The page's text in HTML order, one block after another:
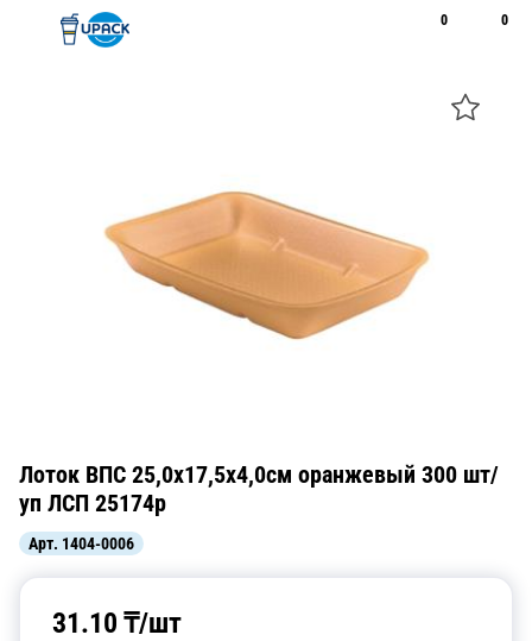
0 0
Лоток ВПС 25,0х17,5х4,0см оранжевый 300 шт/
уп ЛСП 25174р
Арт. 1404-0006
31.10 ₸/шт